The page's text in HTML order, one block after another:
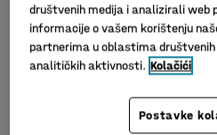
društvenih medija i analizirali web
informacije o vašem korištenju
partnerima u oblastima
analitičkih aktivnosti. Kolačići
Postavke